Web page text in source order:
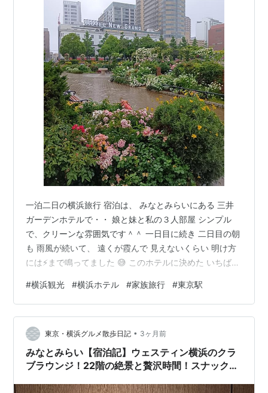
一泊二日の横浜旅行 宿泊は、 みなとみらいにある 三井
ガーデンホテルで・・ 娘と妹と私の３人部屋 シンプル
で、クリーンな雰囲気です＾＾ 一日目に続き 二日目の朝
も 雨風が続いて、 遠くが霞んで 見えないくらい 明け方
には⚡️まで鳴ってました 😅 このホテルに決めた いちばん
材が たっぷり 使われていて、 焼きたて ふわふわの フレ
ンチトーストも・・ どれも 美味しくて、大満足でした〜
♪ ホテルをチェックアウトした後は、 天気が あまり良く
なかったので タクシーで 移動することに・・ 車の窓か
ら、 横浜らしい景色を眺めつつ・・ 別のホテルに…
#横浜観光 #横浜ホテル #家族旅行 #東京駅
東京・横浜グルメ散歩日記 • 3ヶ月前
みなとみらい【宿泊記】ウェスティン横浜のクラ
ブラウンジ！22階の絶景と贅沢時間！スナック・